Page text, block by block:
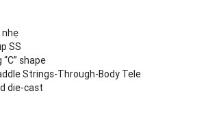
nhẹ
SS
shape
Strings-Through-Body Tele
die-cast